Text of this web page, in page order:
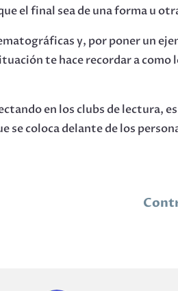
el final sea de una forma u
y, por poner un
te hace recordar a como
en los clubs de lectura,
se coloca delante de los